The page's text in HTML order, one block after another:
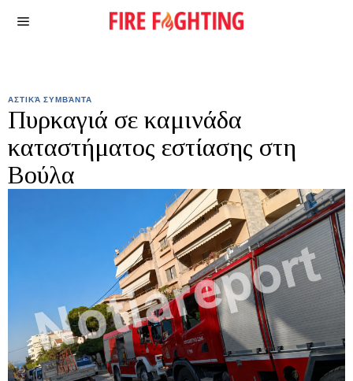
ΑΣΤΙΚΆ ΣΥΜΒΆΝΤΑ
Πυρκαγιά σε καμινάδα
καταστήματος εστίασης στη
Βούλα